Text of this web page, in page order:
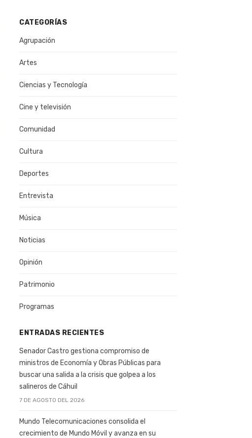
CATEGORÍAS
Agrupación
Artes
Ciencias y Tecnología
Cine y televisión
Comunidad
Cultura
Deportes
Entrevista
Música
Noticias
Opinión
Patrimonio
Programas
ENTRADAS RECIENTES
Senador Castro gestiona compromiso de
ministros de Economía y Obras Públicas para
buscar una salida a la crisis que golpea a los
salineros de Cáhuil
7 DE AGOSTO DEL 2026
Mundo Telecomunicaciones consolida el
crecimiento de Mundo Móvil y avanza en su